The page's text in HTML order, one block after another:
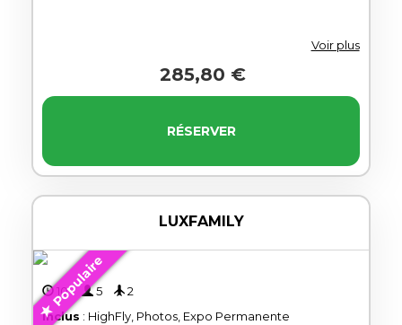
Voir plus
285,80 €
RÉSERVER
LUXFAMILY
Populaire
10' 5
2
Inclus : HighFly, Photos, Expo Permanente